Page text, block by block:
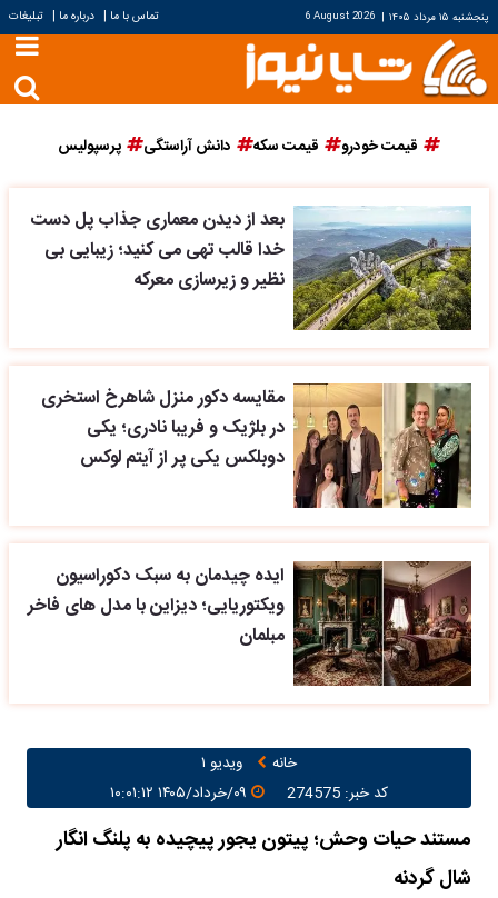
پنجشنبه ۱۵ مرداد ۱۴۰۵ |
6 August 2026 تماس با ما | درباره ما | تبلیغات
قیمت خودرو قیمت سکه دانش آراستگی پرسپولیس
بعد از دیدن معماری جذاب پل دست
خدا قالب تهی می کنید؛ زیبایی بی
نظیر و زیرسازی معرکه
مقایسه دکور منزل شاهرخ استخری
در بلژیک و فریبا نادری؛ یکی
دوبلکس یکی پر از آیتم لوکس
ایده چیدمان به سبک دکوراسیون
ویکتوریایی؛ دیزاین با مدل های فاخر
مبلمان
خانه
ویدیو ۱
کد خبر: 274575
مستند حیات وحش؛ پیتون یجور پیچیده به پلنگ انگار
شال گردنه